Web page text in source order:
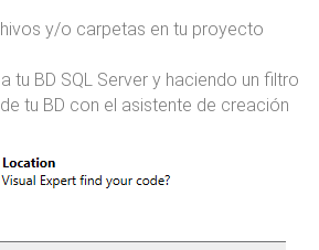
y/o carpetas en tu proyecto
tu BD SQL Server y haciendo un filtro
tu BD con el asistente de creación